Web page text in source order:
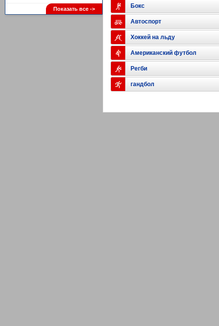
Показать все -> Бокс
Автоспорт
Хоккей на льду
Американский футбол
Регби
гандбол